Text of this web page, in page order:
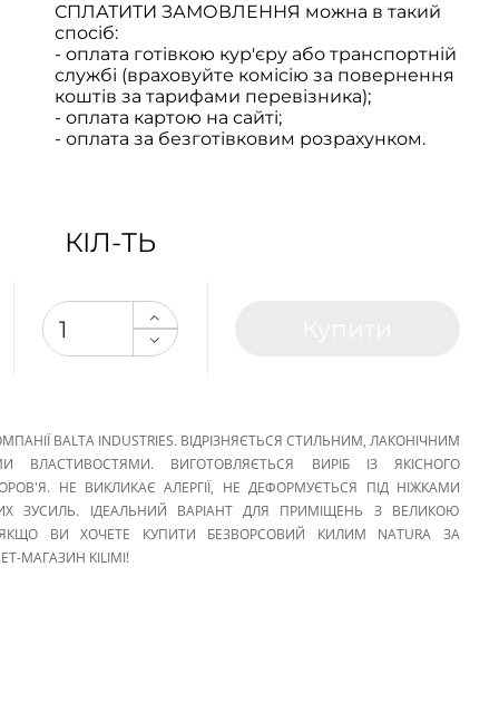
СПЛАТИТИ ЗАМОВЛЕННЯ можна в такий
спосіб:
- оплата готівкою кур'єру або транспортній
службі (враховуйте комісію за повернення
коштів за тарифами перевізника);
- оплата картою на сайті;
- оплата за безготівковим розрахунком.
КІЛ-ТЬ
BALTA INDUSTRIES. ВІДРІЗНЯЄТЬСЯ СТИЛЬНИМ, ЛАКОНІЧНИМ
ВЛАСТИВОСТЯМИ. ВИГОТОВЛЯЄТЬСЯ ВИРІБ ІЗ ЯКІСНОГО
НЕ ВИКЛИКАЄ АЛЕРГІЇ, НЕ ДЕФОРМУЄТЬСЯ ПІД НІЖКАМИ
ЗУСИЛЬ. ІДЕАЛЬНИЙ ВАРІАНТ ДЛЯ ПРИМІЩЕНЬ З ВЕЛИКОЮ
ВИ ХОЧЕТЕ КУПИТИ БЕЗВОРСОВИЙ КИЛИМ NATURA ЗА
МАГАЗИН KILIMI!